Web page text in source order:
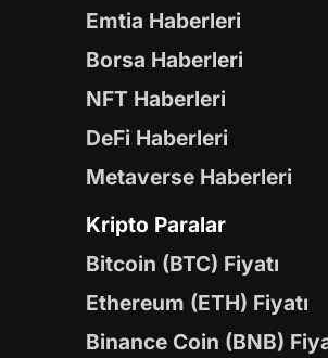
Emtia Haberleri
Borsa Haberleri
NFT Haberleri
DeFi Haberleri
Metaverse Haberleri
Kripto Paralar
Bitcoin (BTC) Fiyatı
Ethereum (ETH) Fiyatı
Binance Coin (BNB)